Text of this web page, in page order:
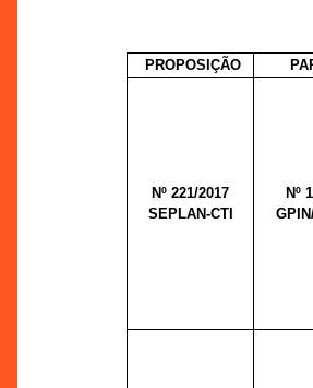
PROPOSIÇÃO
Nº 221/2017
SEPLAN-CTI
Nº